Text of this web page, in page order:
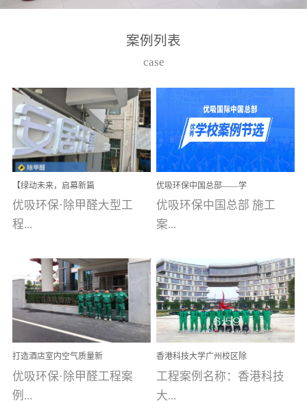
高技能的团队。汇聚了众
取得了多项产品技术专利
和多项国家版权局著作
权，获得高新技术企业称
号。生产优势自主生产自
给自足，优吸公司于2015
在广州番禺区成功建立产
品线生产基地，工厂拥有
自动化生产设备和成熟的
选择源头源材料、严控产
品质量，我们每一批的生
产产品都经过严格的质检
程序；生产车间为优吸总
部和全国分支机构生产光
触媒、净醛王、祛味剂等
优吸系列产品，保质保量
完成生产任务，确保全国
案例列表
case
【绿动未来，启幕新篇
章】优吸环保中标深圳安
居乐寓，超大型工装室内
空气治理项目顺利启航，
优吸环保·除甲醛大型工
程...
案例【深圳安居乐寓】室
内空气治理项目深圳安居
乐寓 深圳市安居乐寓
为深圳安居集团旗下城...
优吸环保中国总部——学
校施工案例(节选)
优吸环保中国总部 施工
案...
例(学校工装节选)广州南沙
小学(珠江湾校区)项目地
址：广州市南沙区海滨路
南沙珠江湾江门市蓬江区
禾...
打造酒店室内空气质量新
标杆——优吸环保·标杆之
作：东莞美豪雅致酒店室
内空气治理工程纪实
优吸环保·除甲醛工程案
例...
香港科技大学广州校区除
甲醛项目圆满完成
工程案例名称：香港科技
大...